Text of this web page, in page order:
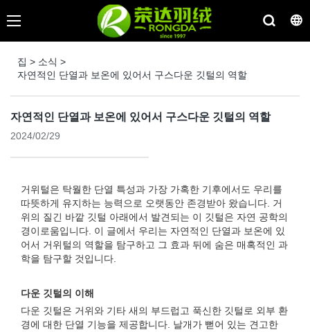
집 > 소식 >
자연적인 단열과 보온에 있어서 구스다운 깃털의 역할
자연적인 단열과 보온에 있어서 구스다운 깃털의 역할
2024/02/29
거위털은 탁월한 단열 특성과 가장 가혹한 기후에서도 우리를
따뜻하게 유지하는 능력으로 오랫동안 존경받아 왔습니다. 거
위의 질긴 바깥 깃털 아래에서 발견되는 이 깃털은 자연 공학의
경이로움입니다. 이 글에서 우리는 자연적인 단열과 보온에 있
어서 거위털의 역할을 탐구하고 그 효과 뒤에 숨은 매혹적인 과
학을 탐구할 것입니다.
다운 깃털의 이해
다운 깃털은 거위와 기타 새의 부드럽고 푹신한 깃털로 외부 환
경에 대한 단열 기능을 제공합니다. 날개가 뻗어 있는 견고한